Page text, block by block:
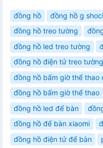
đồng hồ đồng hồ g
đồng hồ treo tường
đồng hồ led treo tường
đồng hồ điện tử treo tường
đồng hồ bấm giờ thể thao
đồng hồ bấm giờ thể thao
đồng hồ led để bàn
đồng hồ để bàn xiaomi
đồng hồ điện tử để bàn